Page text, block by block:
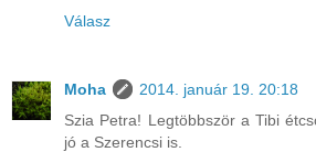
Válasz
Moha
2014. január 19. 20:18
Szia Petra! Legtöbbször a Tibi
jó a Szerencsi is.